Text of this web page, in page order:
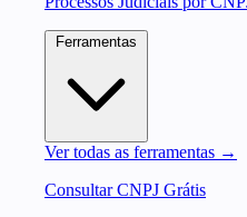
Ver todas as ferramentas →
Consultar CNPJ Grátis